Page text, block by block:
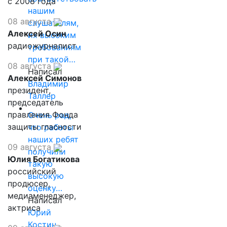
нашим
слушателям,
их высоким
требованиям
при такой…
Написал
Владимир
Таллер
Очень рад,
что работы
наших ребят
получили
такую
высокую
оценку…
Написал
Юрий
Костин
08 августа
Алексей Осин
радиожурналист
08 августа
Алексей Симонов
президент,
председатель
правления Фонда
защиты гласности
09 августа
Юлия Богатикова
российский
продюсер,
медиаменеджер,
актриса